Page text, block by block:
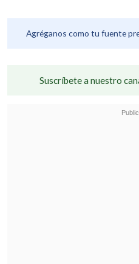
Agréganos como tu fuente
Suscríbete a nuestro